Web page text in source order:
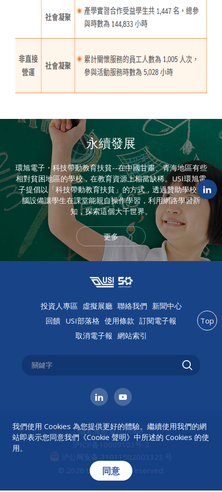
永續發展
環旭電子・科技帶動教育扶貧--在中國甘肅、青海地區有些
相對貧困地區的學校，在教育資源上相當缺稀。USI環旭電
子提倡以「科技帶動教育扶貧」的方式，透過贊助學校電
腦設備讓學生在課堂能親自操作學習，利用網路學習新
知，探索這個大千世界。
更多
投資人專區 虛擬展廳 聯絡我們 新聞中心
回饋 USI部落格 使用條款 訂閱電子報
取消電子報 網站索引
隱私權政策 |Cookie
沪ICP备10009103号-3
沪公网安备 31011502003323 号
© 2026 USI All rights reserved.
Top
我們使用 Cookies 為您提供更好的體驗。繼續使用我們的網
站即表示您同意我們《Cookie 聲明》中所述的 Cookies 的使
用。
同意